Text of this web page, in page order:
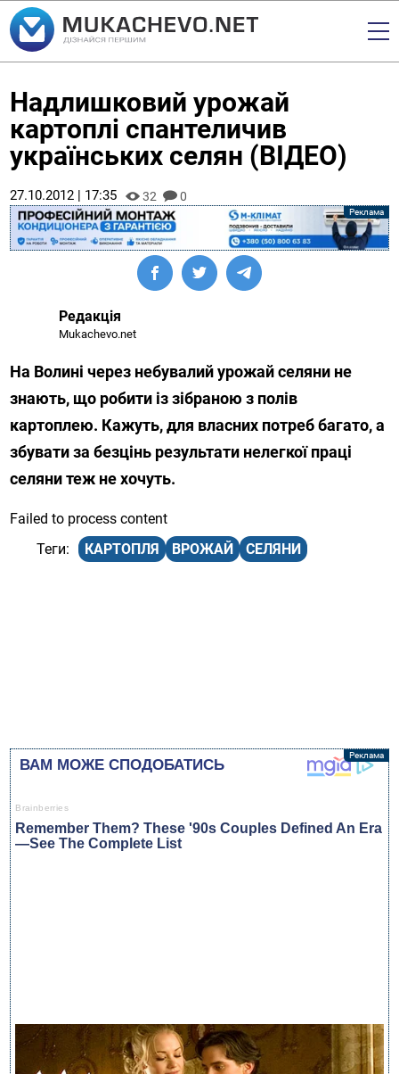
Надлишковий урожай
картоплі спантеличив
українських селян (ВІДЕО)
27.10.2012 | 17:35 32 0
Редакція
Mukachevo.net
На Волині через небувалий урожай селяни не
знають, що робити із зібраною з полів
картоплею. Кажуть, для власних потреб багато, а
збувати за безцінь результати нелегкої праці
селяни теж не хочуть.
Failed to process content
КАРТОПЛЯ
ВРОЖАЙ СЕЛЯНИ